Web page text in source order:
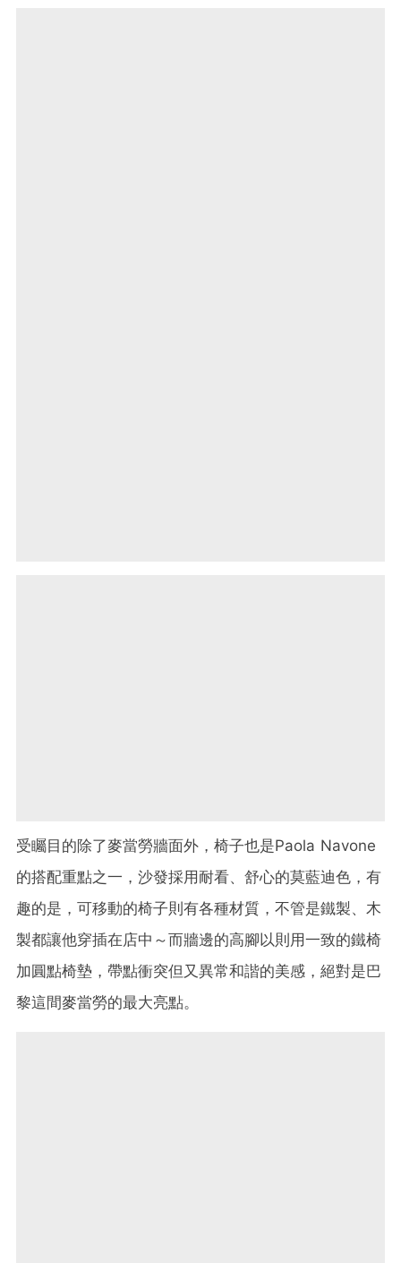
受矚目的除了麥當勞牆面外，椅子也是Paola Navone
的搭配重點之一，沙發採用耐看、舒心的莫藍迪色，有
趣的是，可移動的椅子則有各種材質，不管是鐵製、木
製都讓他穿插在店中～而牆邊的高腳以則用一致的鐵椅
加圓點椅墊，帶點衝突但又異常和諧的美感，絕對是巴
黎這間麥當勞的最大亮點。